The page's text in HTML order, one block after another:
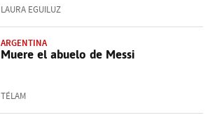
LAURA EGUILUZ
ARGENTINA
Muere el abuelo de Messi
TÉLAM